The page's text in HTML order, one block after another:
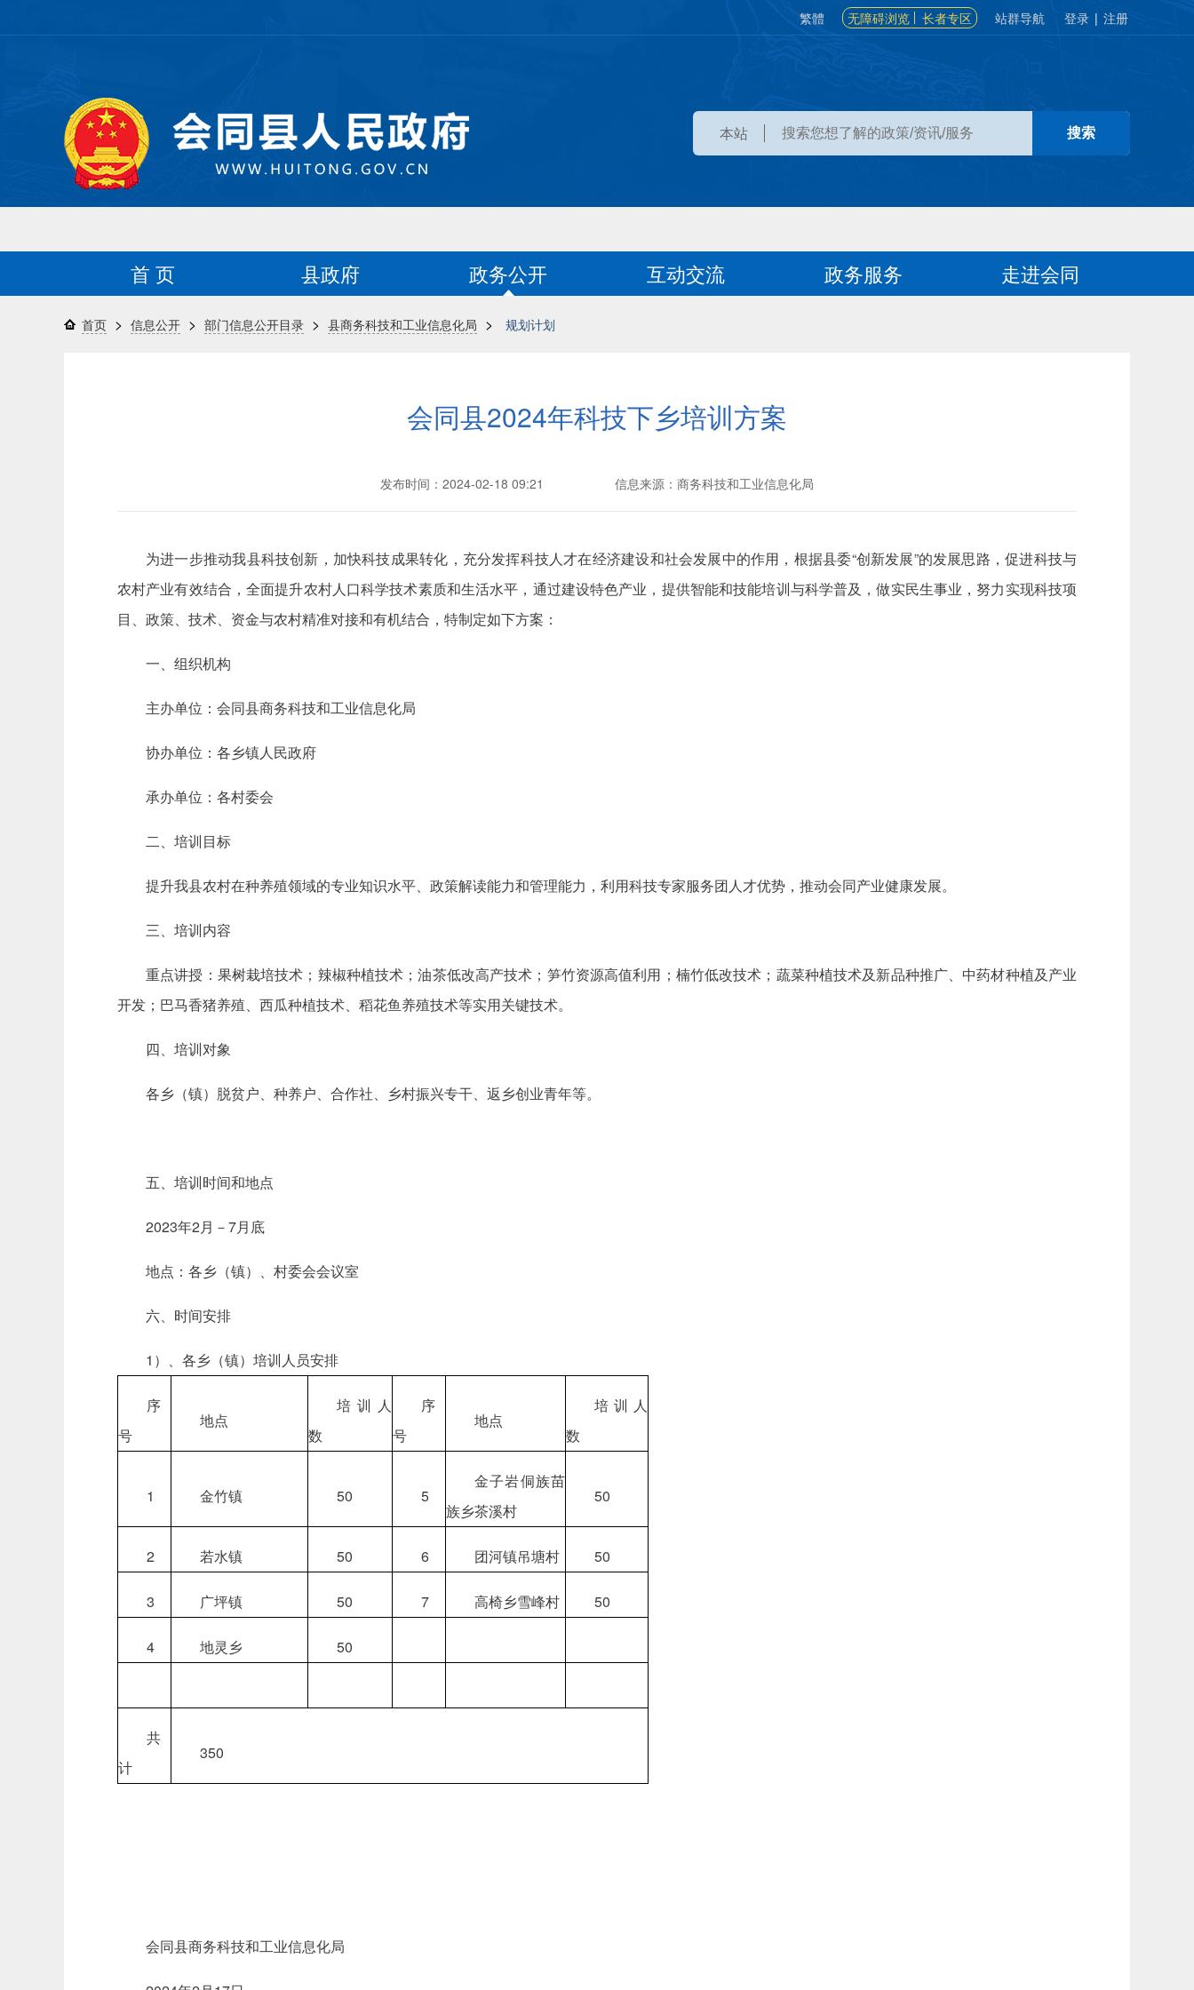
繁體 无障碍浏览 长者专区 站群导航 登录 | 注册
本站
首 页 县政府 政务公开 互动交流 政务服务 走进会同
首页 > 信息公开 > 部门信息公开目录 > 县商务科技和工业信息化局 > 规划计划
会同县2024年科技下乡培训方案
发布时间：2024-02-18 09:21 信息来源：商务科技和工业信息化局
为进一步推动我县科技创新，加快科技成果转化，充分发挥科技人才在经济建设和社会发展中的作用，根据县委“创新发展”的发展思路，促进科技与
农村产业有效结合，全面提升农村人口科学技术素质和生活水平，通过建设特色产业，提供智能和技能培训与科学普及，做实民生事业，努力实现科技项
目、政策、技术、资金与农村精准对接和有机结合，特制定如下方案：
一、组织机构
主办单位：会同县商务科技和工业信息化局
协办单位：各乡镇人民政府
承办单位：各村委会
二、培训目标
提升我县农村在种养殖领域的专业知识水平、政策解读能力和管理能力，利用科技专家服务团人才优势，推动会同产业健康发展。
三、培训内容
重点讲授：果树栽培技术；辣椒种植技术；油茶低改高产技术；笋竹资源高值利用；楠竹低改技术；蔬菜种植技术及新品种推广、中药材种植及产业
开发；巴马香猪养殖、西瓜种植技术、稻花鱼养殖技术等实用关键技术。
四、培训对象
各乡（镇）脱贫户、种养户、合作社、乡村振兴专干、返乡创业青年等。
五、培训时间和地点
2023年2月－7月底
地点：各乡（镇）、村委会会议室
六、时间安排
1）、各乡（镇）培训人员安排
序
号
地点
培训人
数
序
号
地点
培训人
数
1 金竹镇 50 5
金子岩侗族苗
族乡茶溪村
50
2 若水镇 50 6 团河镇吊塘村 50
3 广坪镇 50 7 高椅乡雪峰村 50
4 地灵乡 50
共
计
350
会同县商务科技和工业信息化局